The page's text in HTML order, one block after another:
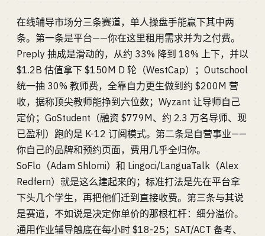
在线辅导市场分三条赛道，单人操盘手能赢下其中两
条。第一条是平台——你在这里租用需求并为之付费。
Preply 抽成是滑动的，从约 33% 降到 18% 上下，并以
$1.2B 估值拿下 $150M D 轮（WestCap）；Outschool
统一抽 30% 教师费，全靠自力更生做到约 $200M 营
收，据称顶尖教师能挣到六位数；Wyzant 让导师自己
定价；GoStudent（融资 $779M、约 2.3 万名导师、现
已盈利）跑的是 K-12 订阅模式。第二条是自营事业——
你自己的品牌和预约页面，费用几乎全归你。
SoFlo（Adam Shlomi）和 Lingoci/LanguaTalk（Alex
Redfern）就是这么建起来的；标准打法是先在平台拿
下头几个学生，再把他们迁到直接收费。第三条与其说
是赛道，不如说是决定你单价的那根杠杆：细分溢价。
通用作业辅导触底在每小时 $18-25；SAT/ACT 备考、